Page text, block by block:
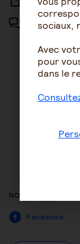
ARTICLES
FORUM
NOUS SUIVRE
Facebook
sociaux,
Avec
pour
dans le